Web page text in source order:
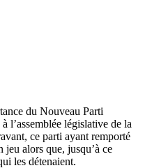
du Nouveau Parti
à l’assemblée législative de la
, ce parti ayant remporté
jeu alors que, jusqu’à ce
les détenaient.